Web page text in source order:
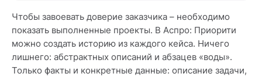
Чтобы завоевать доверие заказчика – необходимо
показать выполненные проекты. В Аспро: Приорити
можно создать историю из каждого кейса. Ничего
лишнего: абстрактных описаний и абзацев «воды».
Только факты и конкретные данные: описание задачи,